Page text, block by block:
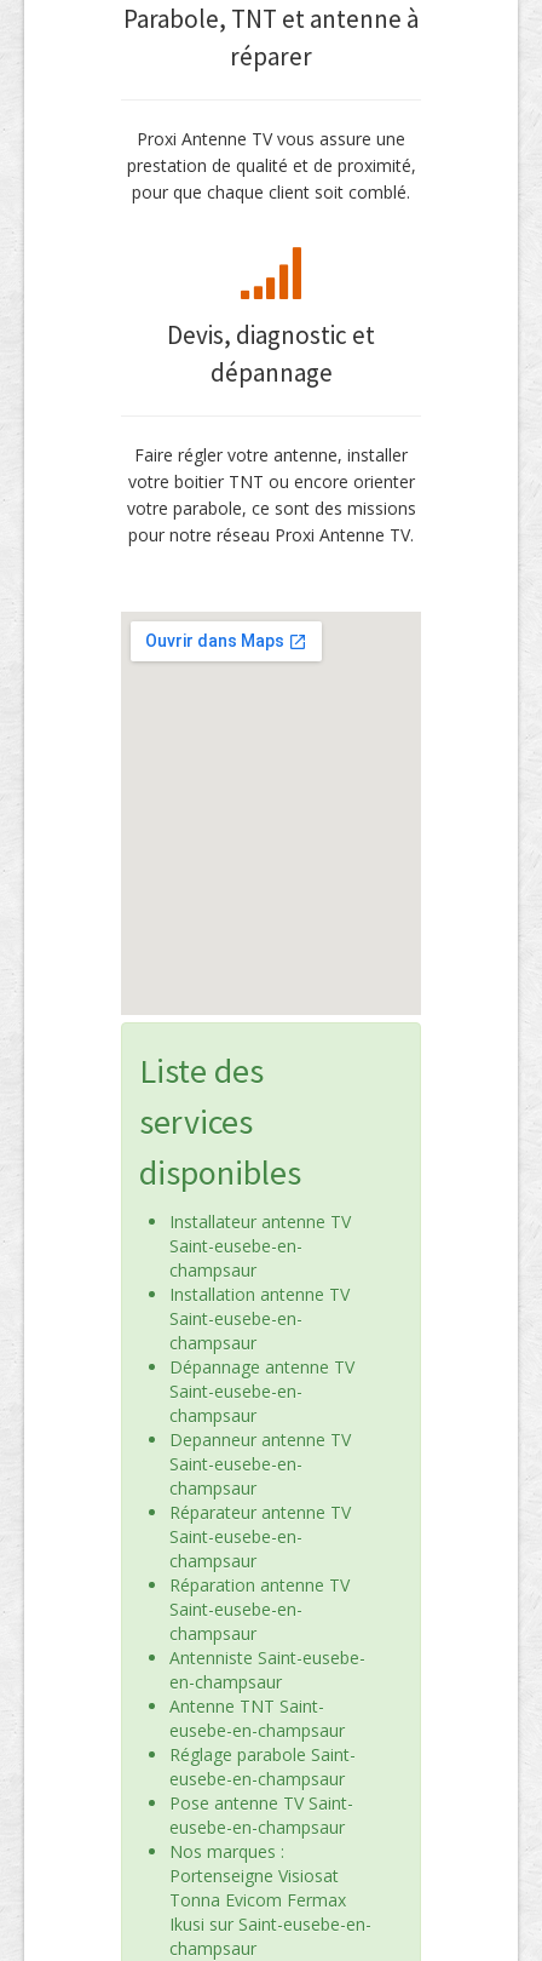
Parabole, TNT et antenne à
réparer
Proxi Antenne TV vous assure une
prestation de qualité et de proximité,
pour que chaque client soit comblé.
Devis, diagnostic et
dépannage
Faire régler votre antenne, installer
votre boitier TNT ou encore orienter
votre parabole, ce sont des missions
pour notre réseau Proxi Antenne TV.
Liste des
services
disponibles
Installateur antenne TV
Saint-eusebe-en-
champsaur
Installation antenne TV
Saint-eusebe-en-
champsaur
Dépannage antenne TV
Saint-eusebe-en-
champsaur
Depanneur antenne TV
Saint-eusebe-en-
champsaur
Réparateur antenne TV
Saint-eusebe-en-
champsaur
Réparation antenne TV
Saint-eusebe-en-
champsaur
Antenniste Saint-eusebe-
en-champsaur
Antenne TNT Saint-
eusebe-en-champsaur
Réglage parabole Saint-
eusebe-en-champsaur
Pose antenne TV Saint-
eusebe-en-champsaur
Nos marques :
Portenseigne Visiosat
Tonna Evicom Fermax
Ikusi sur Saint-eusebe-en-
champsaur